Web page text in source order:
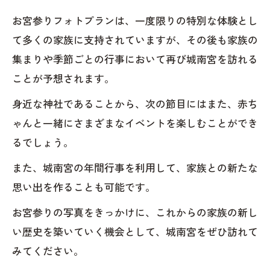
お宮参りフォトプランは、一度限りの特別な体験とし
て多くの家族に支持されていますが、その後も家族の
集まりや季節ごとの行事において再び城南宮を訪れる
ことが予想されます。
身近な神社であることから、次の節目にはまた、赤ち
ゃんと一緒にさまざまなイベントを楽しむことができ
るでしょう。
また、城南宮の年間行事を利用して、家族との新たな
思い出を作ることも可能です。
お宮参りの写真をきっかけに、これからの家族の新し
い歴史を築いていく機会として、城南宮をぜひ訪れて
みてください。